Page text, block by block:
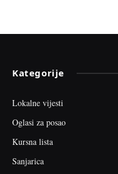
Kategorije
Lokalne vijesti
Oglasi za posao
Kursna lista
Sanjarica